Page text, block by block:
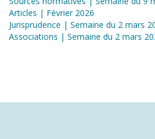
Articles | Février 2026
Jurisprudence | Semaine du 2 mars
Associations | Semaine du 2 mars